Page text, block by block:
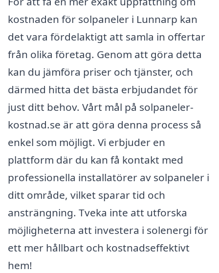
kostnaden för solpaneler i Lunnarp kan
det vara fördelaktigt att samla in offertar
från olika företag. Genom att göra detta
kan du jämföra priser och tjänster, och
därmed hitta det bästa erbjudandet för
just ditt behov. Vårt mål på solpaneler-
kostnad.se är att göra denna process så
enkel som möjligt. Vi erbjuder en
plattform där du kan få kontakt med
professionella installatörer av solpaneler i
ditt område, vilket sparar tid och
ansträngning. Tveka inte att utforska
möjligheterna att investera i solenergi för
ett mer hållbart och kostnadseffektivt
hem!